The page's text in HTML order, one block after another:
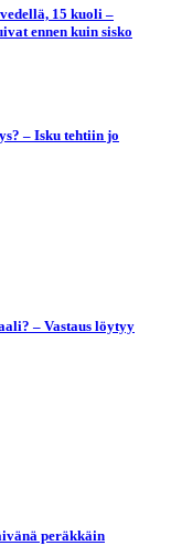
15 kuoli –
ennen kuin sisko
– Isku tehtiin jo
– Vastaus löytyy
peräkkäin